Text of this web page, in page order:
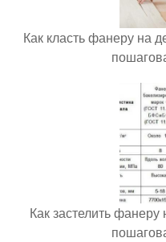
Как класть фанеру на
Как застелить